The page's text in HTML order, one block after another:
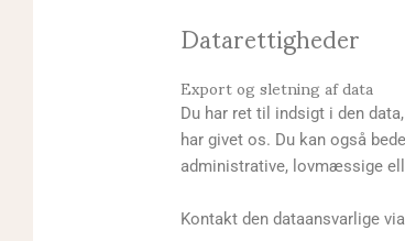
Datarettigheder
Export og sletning af data
Du har ret til indsigt i den
har givet os. Du kan også
administrative, lovmæssige
Kontakt den dataansvarlige